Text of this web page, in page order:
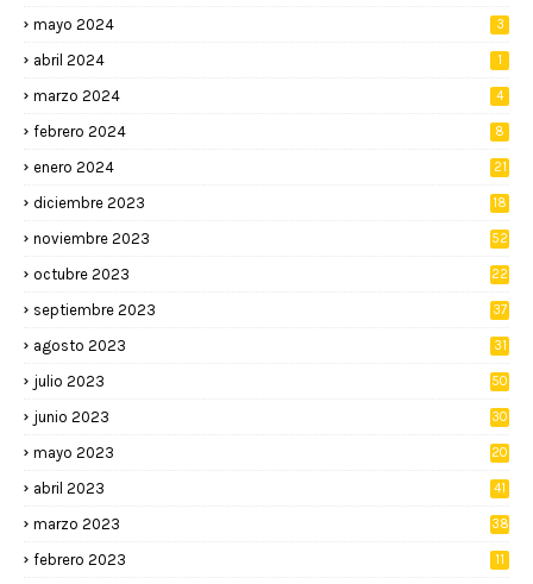
mayo 2024 3
abril 2024 1
marzo 2024 4
febrero 2024 8
enero 2024 21
diciembre 2023 18
noviembre 2023 52
octubre 2023 22
septiembre 2023 37
agosto 2023 31
julio 2023 50
junio 2023 30
mayo 2023 20
abril 2023 41
marzo 2023 38
febrero 2023 11